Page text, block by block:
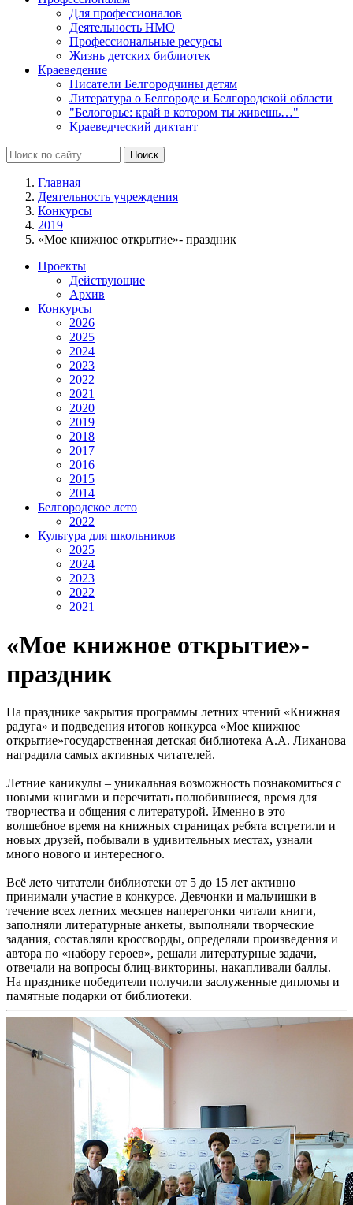
Для профессионалов
Деятельность НМО
Профессиональные ресурсы
Жизнь детских библиотек
Краеведение
Писатели Белгородчины детям
Литература о Белгороде и Белгородской области
"Белогорье: край в котором ты живешь…"
Краеведческий диктант
Главная
Деятельность учреждения
Конкурсы
2019
«Мое книжное открытие»- праздник
Проекты
Действующие
Архив
Конкурсы
2026
2025
2024
2023
2022
2021
2020
2019
2018
2017
2016
2015
2014
Белгородское лето
2022
Культура для школьников
2025
2024
2023
2022
2021
«Мое книжное открытие»-
праздник
На празднике закрытия программы летних чтений «Книжная
радуга» и подведения итогов конкурса «Мое книжное
открытие»государственная детская библиотека А.А. Лиханова
наградила самых активных читателей.
Летние каникулы – уникальная возможность познакомиться с
новыми книгами и перечитать полюбившиеся, время для
творчества и общения с литературой. Именно в это
волшебное время на книжных страницах ребята встретили и
новых друзей, побывали в удивительных местах, узнали
много нового и интересного.
Всё лето читатели библиотеки от 5 до 15 лет активно
принимали участие в конкурсе. Девчонки и мальчишки в
течение всех летних месяцев наперегонки читали книги,
заполняли литературные анкеты, выполняли творческие
задания, составляли кроссворды, определяли произведения и
автора по «набору героев», решали литературные задачи,
отвечали на вопросы блиц-викторины, накапливали баллы.
На празднике победители получили заслуженные дипломы и
памятные подарки от библиотеки.